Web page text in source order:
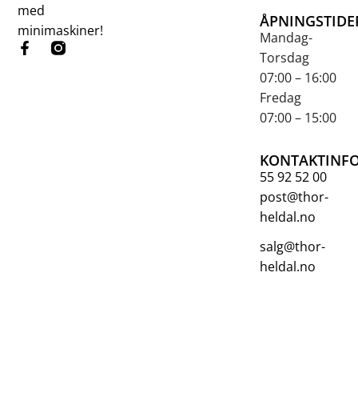
med
minimaskiner!
Mandag-
Torsdag
07:00 – 16:00
Fredag
07:00 – 15:00
55 92 52 00
post@thor-
heldal.no
salg@thor-
heldal.no